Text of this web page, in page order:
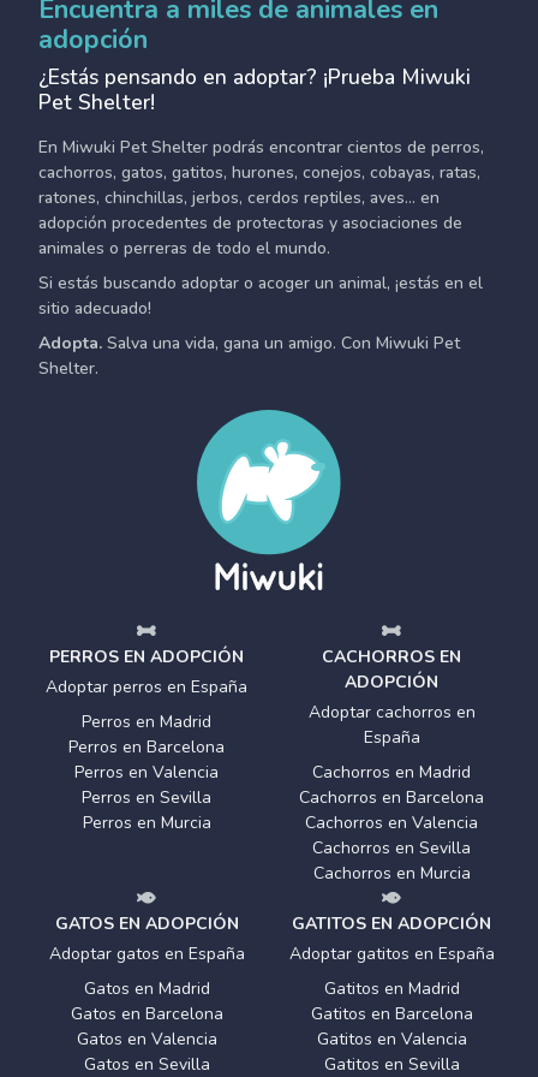
Encuentra a miles de animales en
adopción
¿Estás pensando en adoptar? ¡Prueba Miwuki
Pet Shelter!
En Miwuki Pet Shelter podrás encontrar cientos de perros,
cachorros, gatos, gatitos, hurones, conejos, cobayas, ratas,
ratones, chinchillas, jerbos, cerdos reptiles, aves... en
adopción procedentes de protectoras y asociaciones de
animales o perreras de todo el mundo.
Si estás buscando adoptar o acoger un animal, ¡estás en el
sitio adecuado!
Adopta. Salva una vida, gana un amigo. Con Miwuki Pet
Shelter.
PERROS EN ADOPCIÓN
Adoptar perros en España
Perros en Madrid
Perros en Barcelona
Perros en Valencia
Perros en Sevilla
Perros en Murcia
CACHORROS EN
ADOPCIÓN
Adoptar cachorros en
España
Cachorros en Madrid
Cachorros en Barcelona
Cachorros en Valencia
Cachorros en Sevilla
Cachorros en Murcia
GATOS EN ADOPCIÓN
Adoptar gatos en España
Gatos en Madrid
Gatos en Barcelona
Gatos en Valencia
Gatos en Sevilla
GATITOS EN ADOPCIÓN
Adoptar gatitos en España
Gatitos en Madrid
Gatitos en Barcelona
Gatitos en Valencia
Gatitos en Sevilla